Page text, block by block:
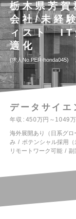
栃木県芳
会社/未経
ィスト IT
適化
求人No.PER-honda045
データサイエ
年収
450万円～1049万
海外展開あり（日系グロ
み
ポテンシャル採用（
リモートワーク可能
副